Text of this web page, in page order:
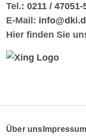
Tel.: 0211 / 47051-
E-Mail:
Hier finden Sie
Über uns Impressum